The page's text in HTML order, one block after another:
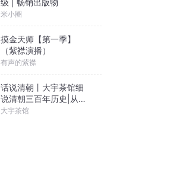
米小圈
摸金天师【第一季】
（紫襟演播）
有声的紫襟
话说清朝丨大宇茶馆细
说清朝三百年历史|从努
尔哈赤到末代皇帝溥仪|
大宇茶馆